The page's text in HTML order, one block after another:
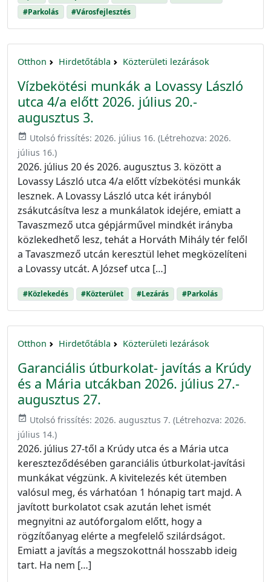
#Parkolás
#Városfejlesztés
Otthon Hirdetőtábla Közterületi lezárások
Vízbekötési munkák a Lovassy László
utca 4/a előtt 2026. július 20.-
augusztus 3.
event_available Utolsó frissítés: 2026. július 16. (Létrehozva: 2026.
július 16.)
2026. július 20 és 2026. augusztus 3. között a
Lovassy László utca 4/a előtt vízbekötési munkák
lesznek. A Lovassy László utca két irányból
zsákutcásítva lesz a munkálatok idejére, emiatt a
Tavaszmező utca gépjárművel mindkét irányba
közlekedhető lesz, tehát a Horváth Mihály tér felől
a Tavaszmező utcán keresztül lehet megközelíteni
a Lovassy utcát. A József utca […]
#Közlekedés #Közterület #Lezárás #Parkolás
Otthon Hirdetőtábla Közterületi lezárások
Garanciális útburkolat- javítás a Krúdy
és a Mária utcákban 2026. július 27.-
augusztus 27.
event_available Utolsó frissítés: 2026. augusztus 7. (Létrehozva: 2026.
július 14.)
2026. július 27-től a Krúdy utca és a Mária utca
kereszteződésében garanciális útburkolat-javítási
munkákat végzünk. A kivitelezés két ütemben
valósul meg, és várhatóan 1 hónapig tart majd. A
javított burkolatot csak azután lehet ismét
megnyitni az autóforgalom előtt, hogy a
rögzítőanyag elérte a megfelelő szilárdságot.
Emiatt a javítás a megszokottnál hosszabb ideig
tart. Ha nem […]